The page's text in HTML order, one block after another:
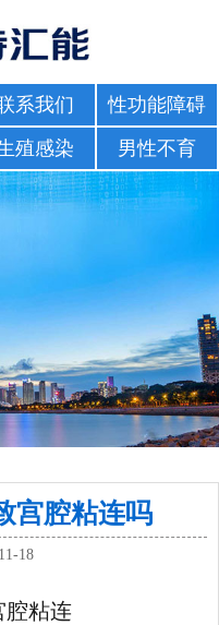
系我们
性功能障碍
殖感染 男性不育
宫腔粘连吗
18
腔粘连